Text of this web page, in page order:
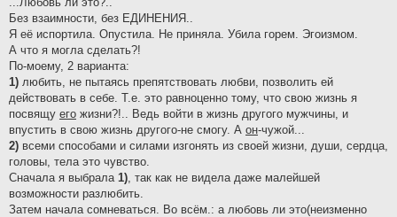
Без взаимности, без ЕДИНЕНИЯ..
Я её испортила. Опустила. Не приняла. Убила горем. Эгоизмом.
А что я могла сделать?!
По-моему, 2 варианта:
1) любить, не пытаясь препятствовать любви, позволить ей
действовать в себе. Т.е. это равноценно тому, что свою жизнь я
посвящу его жизни?!.. Ведь войти в жизнь другого мужчины, и
впустить в свою жизнь другого-не смогу. А он-чужой...
2) всеми способами и силами изгонять из своей жизни, души, сердца,
головы, тела это чувство.
Сначала я выбрала 1) , так как не видела даже малейшей
возможности разлюбить.
Затем начала сомневаться. Во всём.: а любовь ли это(неизменно